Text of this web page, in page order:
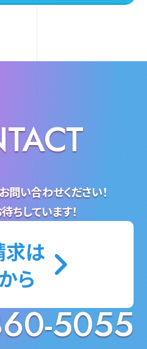
問い合わせください！
ちしています！
求は
ら
5055